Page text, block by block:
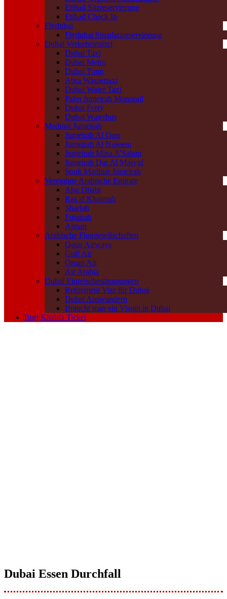
Etihad Sitzreservierung
Etihad Check In
Flydubai
Flydubai Sitzplatzreservierung
Dubai Verkehrsmittel
Dubai Taxi
Dubai Metro
Dubai Tram
Abra Wassertaxi
Dubai Water Taxi
Palm Jumeirah Monorail
Dubai Ferry
Dubai Waterbus
Madinat Jumeirah
Jumeirah Al Qasr
Jumeirah Al Naseem
Jumeirah Mina A’Salam
Jumeirah Dar Al Masyaf
Souk Madinat Jumeirah
Vereinigte Arabische Emirate
Abu Dhabi
Ras al Khaimah
Sharjah
Fujairah
Ajman
Arabische Fluggesellschaften
Qatar Airways
Gulf Air
Oman Air
Air Arabia
Dubai Einreisebestimmungen
Retirement Visa für Dubai
Dubai Auswandern
Braucht man ein Visum in Dubai
Burj Khalifa Ticket
Dubai Essen Durchfall